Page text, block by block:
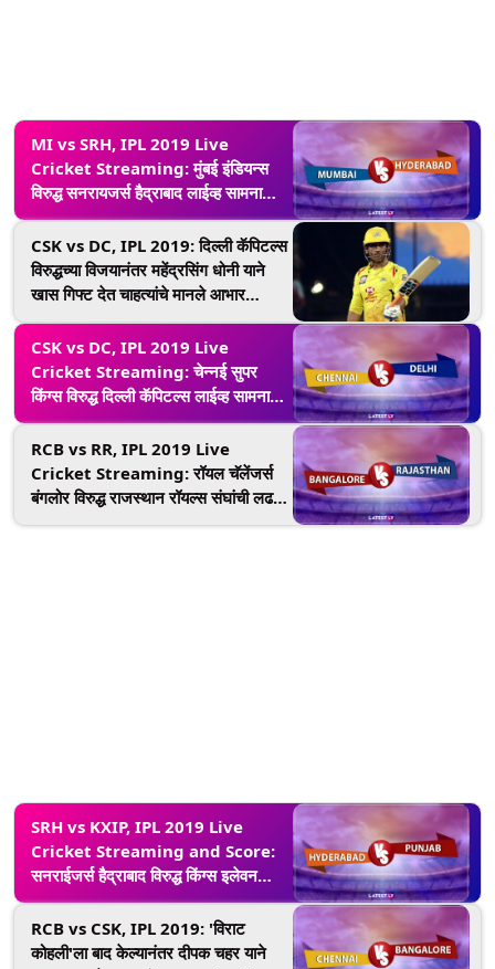
MI vs SRH, IPL 2019 Live
Cricket Streaming: मुंबई इंडियन्स
विरुद्ध सनरायजर्स हैद्राबाद लाईव्ह सामना
आणि स्कोर पहा Star Sports आणि
Hotstar Online वर
CSK vs DC, IPL 2019: दिल्ली कॅपिटल्स
विरुद्धच्या विजयानंतर महेंद्रसिंग धोनी याने
खास गिफ्ट देत चाहत्यांचे मानले आभार
(Watch Video)
CSK vs DC, IPL 2019 Live
Cricket Streaming: चेन्नई सुपर
किंग्स विरुद्ध दिल्ली कॅपिटल्स लाईव्ह सामना
आणि स्कोर पहा Star Sports आणि
Hotstar Online वर
RCB vs RR, IPL 2019 Live
Cricket Streaming: रॉयल चॅलेंजर्स
बंगलोर विरुद्ध राजस्थान रॉयल्स संघांची लढत;
SRH vs KXIP, IPL 2019 Live
Cricket Streaming and Score:
सनराईजर्स हैद्राबाद विरुद्ध किंग्स इलेवन
पंजाब संघांची आज लढत; Star Sports
आणि Hotstar Online वर पहा लाईव्ह
सामना
RCB vs CSK, IPL 2019: 'विराट
कोहली'ला बाद केल्यानंतर दीपक चहर याने